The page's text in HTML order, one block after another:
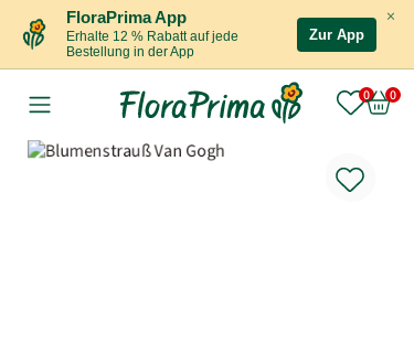
×
FloraPrima App
Erhalte 12 % Rabatt auf jede
Bestellung in der App
Zur App